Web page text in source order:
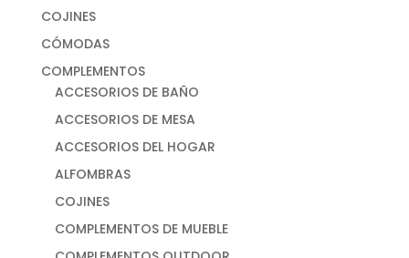
COJINES
CÓMODAS
COMPLEMENTOS
ACCESORIOS DE BAÑO
ACCESORIOS DE MESA
ACCESORIOS DEL HOGAR
ALFOMBRAS
COJINES
COMPLEMENTOS DE MUEBLE